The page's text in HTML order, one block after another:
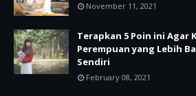
November 11, 2021
Terapkan 5 Poin ini Agar
Perempuan yang Lebih
Sendiri
February 08, 2021